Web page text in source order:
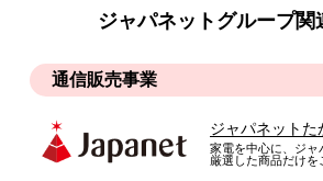
ジャパネットグループ関
通信販売事業
ジャパネットた
家電を中心に、ジャ
厳選した商品だけを